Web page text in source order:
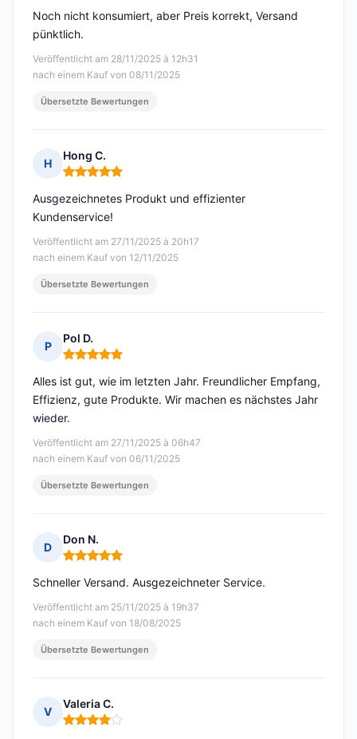
Veröffentlicht am 28/11/2025 à 12h31
nach einem Kauf von 08/11/2025
Noch nicht konsumiert, aber Preis korrekt, Versand
pünktlich.
Übersetzte Bewertungen
H
Hong C.
Hinweis: 5 von 5
Veröffentlicht am 27/11/2025 à 20h17
nach einem Kauf von 12/11/2025
Ausgezeichnetes Produkt und effizienter
Kundenservice!
Übersetzte Bewertungen
P
Pol D.
Hinweis: 5 von 5
Veröffentlicht am 27/11/2025 à 06h47
nach einem Kauf von 06/11/2025
Alles ist gut, wie im letzten Jahr. Freundlicher Empfang,
Effizienz, gute Produkte. Wir machen es nächstes Jahr
wieder.
Übersetzte Bewertungen
D
Don N.
Hinweis: 5 von 5
Veröffentlicht am 25/11/2025 à 19h37
nach einem Kauf von 18/08/2025
Schneller Versand. Ausgezeichneter Service.
Übersetzte Bewertungen
V
Valeria C.
Hinweis: 4 von 5